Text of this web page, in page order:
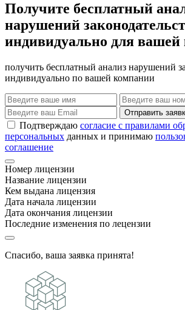
Получите бесплатный
нарушений
индивидуально для
получить бесплатный анализ нарушений
индивидуально по вашей компании
Отправить
Подтверждаю согласие с правилами
персональных данных и принимаю
соглашение
Номер лицензии
Название лицензии
Кем выдана лицензия
Дата начала лицензии
Дата окончания лицензии
Последние изменения по лецензии
Спасибо, ваша заявка принята!